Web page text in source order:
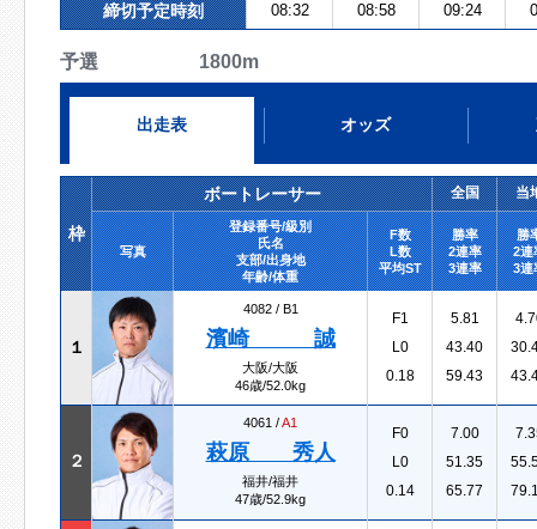
締切予定時刻 08:32 08:58 09:24
予選 1800m
出走表 オッズ
枠
ボートレーサー 全国 当
写真
登録番号/級別
氏名
支部/出身地
年齢/体重
F数
L数
平均ST
勝率
2連率
3連率
勝
2連
3連
１
4082 / B1
濱崎 誠
大阪/大阪
46歳/52.0kg
F1
L0
0.18
5.81
43.40
59.43
２
4061 /A1
萩原 秀人
福井/福井
47歳/52.9kg
F0
L0
0.14
7.00
51.35
65.77